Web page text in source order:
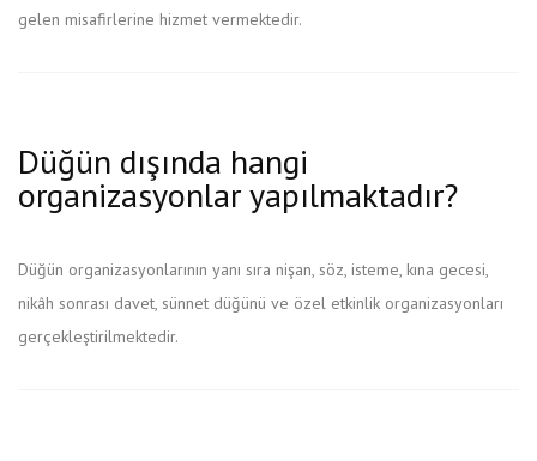
gelen misafirlerine hizmet vermektedir.
Düğün dışında hangi
organizasyonlar yapılmaktadır?
Düğün organizasyonlarının yanı sıra nişan, söz, isteme, kına gecesi,
nikâh sonrası davet, sünnet düğünü ve özel etkinlik organizasyonları
gerçekleştirilmektedir.